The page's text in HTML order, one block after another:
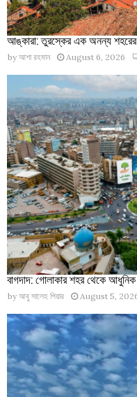
আঙ্কারা: তুরস্কের এক অনন্য শহরের
by আশা রহমান August 6, 2026
বাগদাদ: গোলাকার শহর থেকে
by আবু সালেহ পিয়ার August 5,